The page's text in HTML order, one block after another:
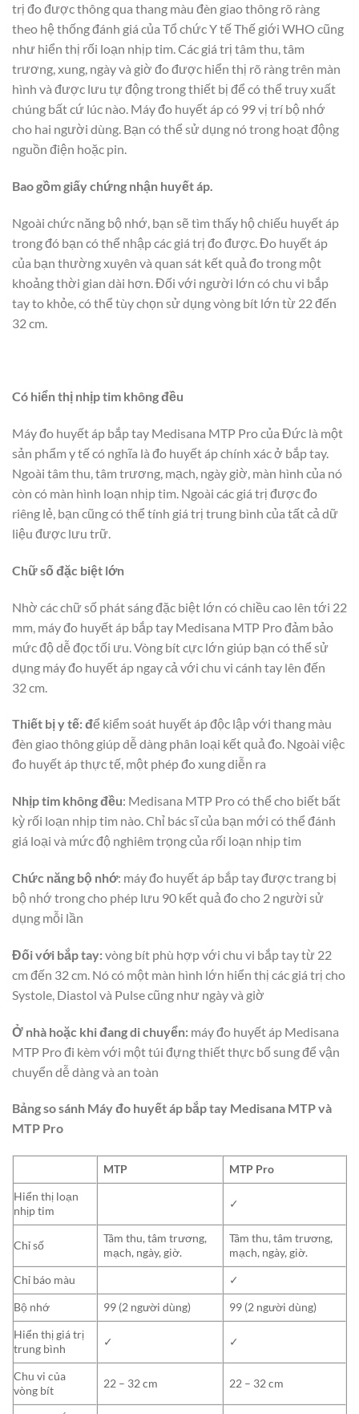
trị đo được thông qua thang màu đèn giao thông rõ ràng
theo hệ thống đánh giá của Tổ chức Y tế Thế giới WHO cũng
như hiển thị rối loạn nhịp tim. Các giá trị tâm thu, tâm
trương, xung, ngày và giờ đo được hiển thị rõ ràng trên màn
hình và được lưu tự động trong thiết bị để có thể truy xuất
chúng bất cứ lúc nào. Máy đo huyết áp có 99 vị trí bộ nhớ
cho hai người dùng. Bạn có thể sử dụng nó trong hoạt động
nguồn điện hoặc pin.
Bao gồm giấy chứng nhận huyết áp.
Ngoài chức năng bộ nhớ, bạn sẽ tìm thấy hộ chiếu huyết áp
trong đó bạn có thể nhập các giá trị đo được. Đo huyết áp
của bạn thường xuyên và quan sát kết quả đo trong một
khoảng thời gian dài hơn. Đối với người lớn có chu vi bắp
tay to khỏe, có thể tùy chọn sử dụng vòng bít lớn từ 22 đến
32 cm.
Có hiển thị nhịp tim không đều
Máy đo huyết áp bắp tay Medisana MTP Pro của Đức là một
sản phẩm y tế có nghĩa là đo huyết áp chính xác ở bắp tay.
Ngoài tâm thu, tâm trương, mạch, ngày giờ, màn hình của nó
còn có màn hình loạn nhịp tim. Ngoài các giá trị được đo
riêng lẻ, bạn cũng có thể tính giá trị trung bình của tất cả dữ
liệu được lưu trữ.
Chữ số đặc biệt lớn
Nhờ các chữ số phát sáng đặc biệt lớn có chiều cao lên tới 22
mm, máy đo huyết áp bắp tay Medisana MTP Pro đảm bảo
mức độ dễ đọc tối ưu. Vòng bít cực lớn giúp bạn có thể sử
dụng máy đo huyết áp ngay cả với chu vi cánh tay lên đến
32 cm.
Thiết bị y tế: để kiểm soát huyết áp độc lập với thang màu
đèn giao thông giúp dễ dàng phân loại kết quả đo. Ngoài việc
đo huyết áp thực tế, một phép đo xung diễn ra
Nhịp tim không đều: Medisana MTP Pro có thể cho biết bất
kỳ rối loạn nhịp tim nào. Chỉ bác sĩ của bạn mới có thể đánh
giá loại và mức độ nghiêm trọng của rối loạn nhịp tim
Chức năng bộ nhớ: máy đo huyết áp bắp tay được trang bị
bộ nhớ trong cho phép lưu 90 kết quả đo cho 2 người sử
dụng mỗi lần
Đối với bắp tay:vòng bít phù hợp với chu vi bắp tay từ 22
cm đến 32 cm. Nó có một màn hình lớn hiển thị các giá trị cho
Systole, Diastol và Pulse cũng như ngày và giờ
Ở nhà hoặc khi đang di chuyển: máy đo huyết áp Medisana
MTP Pro đi kèm với một túi đựng thiết thực bổ sung để vận
chuyển dễ dàng và an toàn
Bảng so sánh Máy đo huyết áp bắp tay Medisana MTP và
MTP Pro
MTP
MTP Pro
Hiển thị loạn
nhịp tim
✓
Chỉ số
Tâm thu, tâm trương,
mạch, ngày, giờ.
Tâm thu, tâm trương,
mạch, ngày, giờ.
Chỉ báo màu
✓
Bộ nhớ
99 (2 người dùng)
99 (2 người dùng)
Hiển thị giá trị
trung bình
✓ ✓
Chu vi của
vòng bít
22 – 32 cm 22 – 32 cm